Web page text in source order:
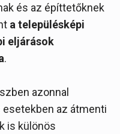
és az építtetőknek
a településképi
eljárások
.
azonnal
esetekben az átmenti
is különös